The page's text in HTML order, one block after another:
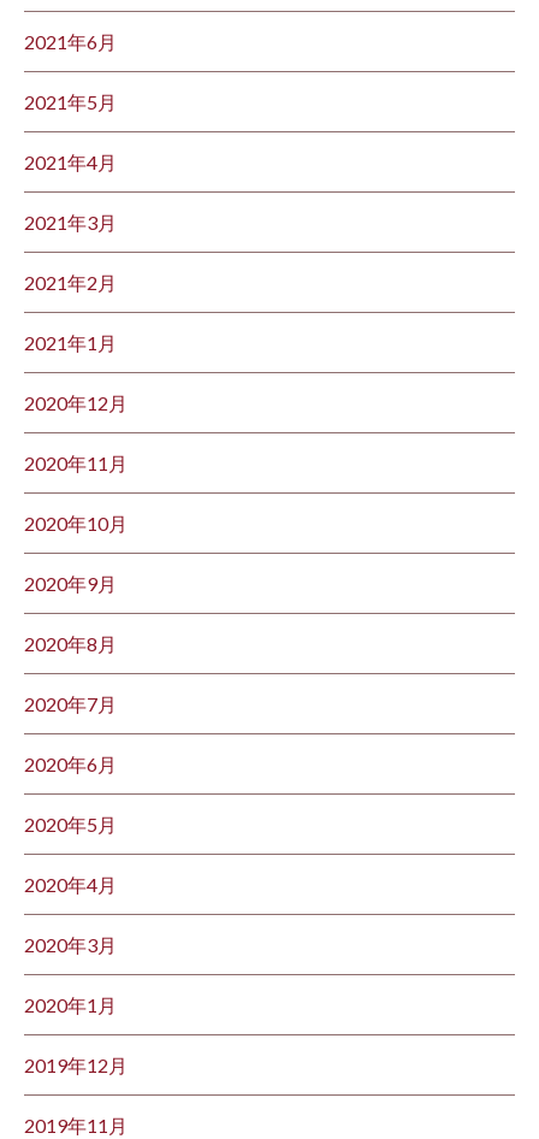
2021年6月
2021年5月
2021年4月
2021年3月
2021年2月
2021年1月
2020年12月
2020年11月
2020年10月
2020年9月
2020年8月
2020年7月
2020年6月
2020年5月
2020年4月
2020年3月
2020年1月
2019年12月
2019年11月